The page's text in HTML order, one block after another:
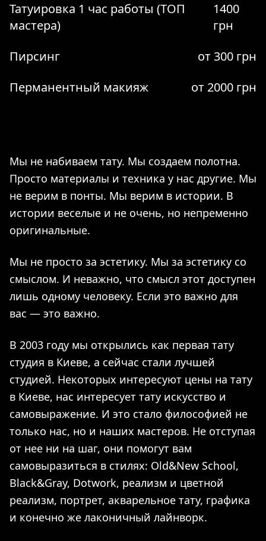
Татуировка 1 час работы (ТОП
мастера)
1400
грн
Пирсинг
от 300 грн
Перманентный макияж
от 2000 грн
Мы не набиваем тату. Мы создаем полотна.
Просто материалы и техника у нас другие. Мы
не верим в понты. Мы верим в истории. В
истории веселые и не очень, но непременно
оригинальные.
Мы не просто за эстетику. Мы за эстетику со
смыслом. И неважно, что смысл этот доступен
лишь одному человеку. Если это важно для
вас — это важно.
В 2003 году мы открылись как первая тату
студия в Киеве, а сейчас стали лучшей
студией. Некоторых интересуют цены на тату
в Киеве, нас интересует тату искусство и
самовыражение. И это стало философией не
только нас, но и наших мастеров. Не отступая
от нее ни на шаг, они помогут вам
самовыразиться в стилях: Old&New School,
Black&Gray, Dotwork, реализм и цветной
реализм, портрет, акварельное тату, графика
и конечно же лаконичный лайнворк.